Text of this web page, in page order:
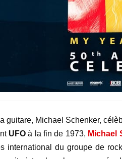
guitare, Michael Schenker,
UFO à la fin de 1973, Michael
international du groupe de